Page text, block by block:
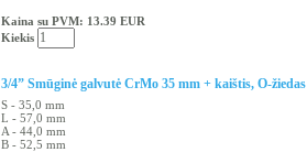
Kaina su PVM: 13.39 EUR
Kiekis
3/4” Smūginė galvutė CrMo 35 mm + kaištis, O-žiedas
S - 35,0 mm
L - 57,0 mm
A - 44,0 mm
B - 52,5 mm